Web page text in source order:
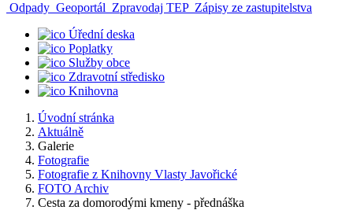
Odpady Geoportál Zpravodaj TEP Zápisy ze zastupitelstva
Úřední deska
Poplatky
Služby obce
Zdravotní středisko
Knihovna
Úvodní stránka
Aktuálně
Galerie
Fotografie
Fotografie z Knihovny Vlasty Javořické
FOTO Archiv
Cesta za domorodými kmeny - přednáška